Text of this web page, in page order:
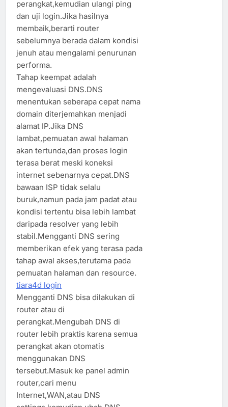
perangkat,kemudian ulangi ping
dan uji login.Jika hasilnya
membaik,berarti router
sebelumnya berada dalam kondisi
jenuh atau mengalami penurunan
performa.
Tahap keempat adalah
mengevaluasi DNS.DNS
menentukan seberapa cepat nama
domain diterjemahkan menjadi
alamat IP.Jika DNS
lambat,pemuatan awal halaman
akan tertunda,dan proses login
terasa berat meski koneksi
internet sebenarnya cepat.DNS
bawaan ISP tidak selalu
buruk,namun pada jam padat atau
kondisi tertentu bisa lebih lambat
daripada resolver yang lebih
stabil.Mengganti DNS sering
memberikan efek yang terasa pada
tahap awal akses,terutama pada
pemuatan halaman dan resource.
tiara4d login
Mengganti DNS bisa dilakukan di
router atau di
perangkat.Mengubah DNS di
router lebih praktis karena semua
perangkat akan otomatis
menggunakan DNS
tersebut.Masuk ke panel admin
router,cari menu
Internet,WAN,atau DNS